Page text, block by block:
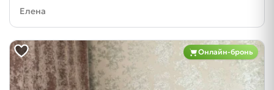
Елена
Онлайн-бронь